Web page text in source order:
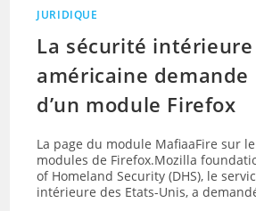
JURIDIQUE
La sécurité intérieure
américaine
d’un module Firefox
La page du module MafiaaFire sur
modules de Firefox.Mozilla
of Homeland Security (DHS), le
intérieure des Etats-Unis, a